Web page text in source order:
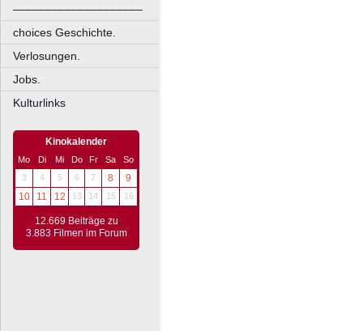
––––––––––––––––––––
choices Geschichte.
Verlosungen.
Jobs.
Kulturlinks
Kinokalender
Mo Di Mi Do Fr Sa
So
3
4 5 6 7 8
9
10
11 12 13 14 15 16
12.669 Beiträge zu
3.883 Filmen im Forum